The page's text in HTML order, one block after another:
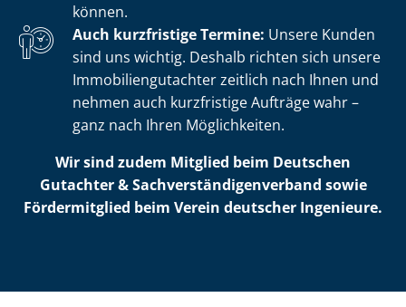
können.
Auch kurzfristige Termine: Unsere Kunden
sind uns wichtig. Deshalb richten sich unsere
Im­mo­bi­li­en­gut­ach­ter zeitlich nach Ihnen und
nehmen auch kurzfristige Aufträge wahr –
ganz nach Ihren Möglichkeiten.
Wir sind zudem Mitglied beim Deutschen
Gutachter & Sach­ver­stän­di­gen­ver­band sowie
Fördermitglied beim Verein deutscher Ingenieure.